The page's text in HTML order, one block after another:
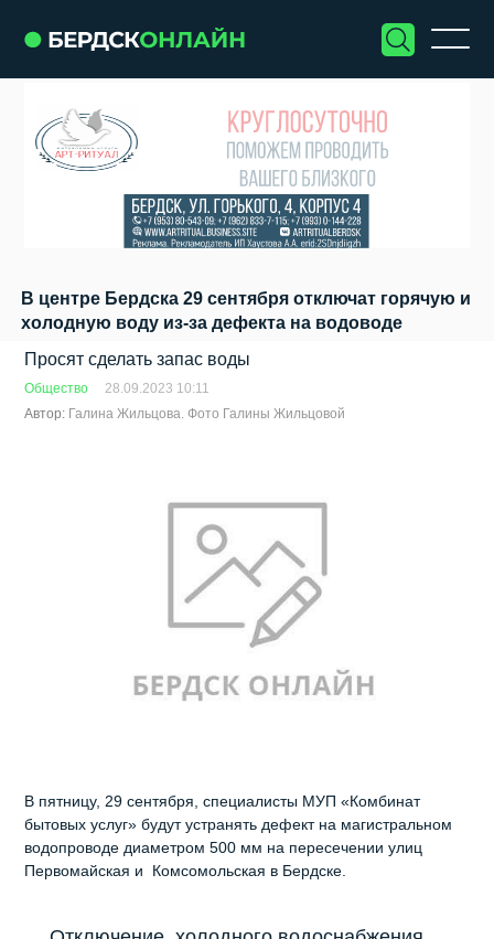
В центре Бердска 29 сентября отключат горячую и
холодную воду из-за дефекта на водоводе
Просят сделать запас воды
Общество
28.09.2023 10:11
Автор: Галина Жильцова. Фото Галины Жильцовой
В пятницу, 29 сентября, специалисты МУП «Комбинат
бытовых услуг» будут устранять дефект на магистральном
водопроводе диаметром 500 мм на пересечении улиц
Первомайская и Комсомольская в Бердске.